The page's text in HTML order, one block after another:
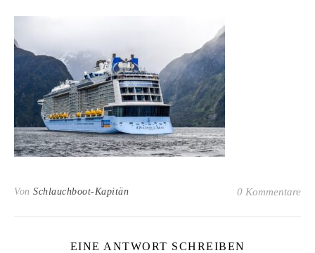
Von Schlauchboot-Kapitän 0 Kommentare
EINE ANTWORT SCHREIBEN